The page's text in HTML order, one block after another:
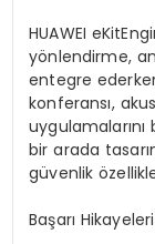
HUAWEI
yönlendirme,
entegre
konferansı,
bir arada
güvenlik
Başarı